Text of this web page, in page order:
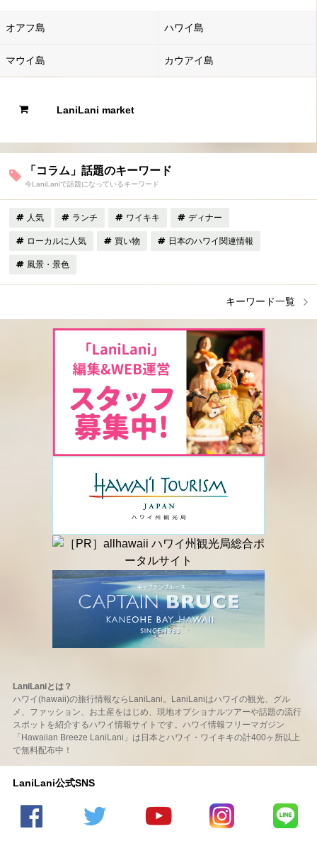
オアフ島 ハワイ島
マウイ島 カウアイ島
LaniLani market
「コラム」話題のキーワード
今LaniLaniで話題になっているキーワード
人気 ランチ ワイキキ ディナー
ローカルに人気 買い物 日本のハワイ関連情報
風景・景色
キーワード一覧
LaniLaniとは？
ハワイ(hawaii)の旅行情報ならLaniLani。LaniLaniはハワイの観光、グル
メ、ファッション、お土産をはじめ、現地オプショナルツアーや話題の流行
スポットを紹介するハワイ情報サイトです。ハワイ情報フリーマガジン
「Hawaiian Breeze LaniLani」は日本とハワイ・ワイキキの計400ヶ所以上
で無料配布中！
LaniLani公式SNS